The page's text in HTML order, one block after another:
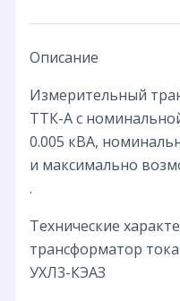
Описание
Измерительный
ТТК-А с
0.005 кВА,
и максимально
.
Технические
трансформатор
УХЛ3-КЭАЗ